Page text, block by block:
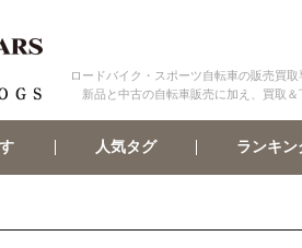
ロードバイク・スポーツ自転車の販売買
新品と中古の自転車販売に加え、買取＆
人気タグ ランキン